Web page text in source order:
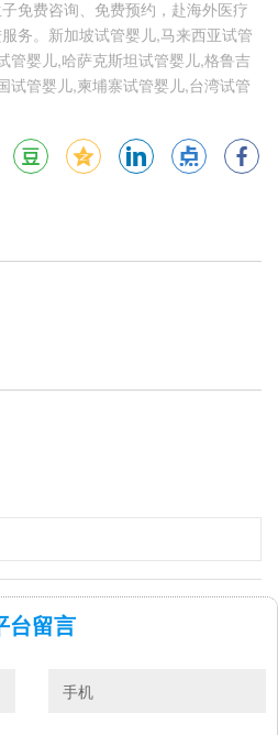
免费咨询、免费预约，赴海外医疗
务。新加坡试管婴儿,马来西亚试管
管婴儿,哈萨克斯坦试管婴儿,格鲁吉
试管婴儿,柬埔寨试管婴儿,台湾试管
台留言